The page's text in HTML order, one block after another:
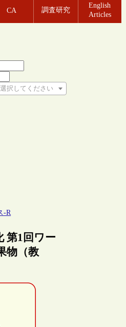
CA 調査研究
English
Articles
択してください
ださい
-R
第1回ワー
物（教